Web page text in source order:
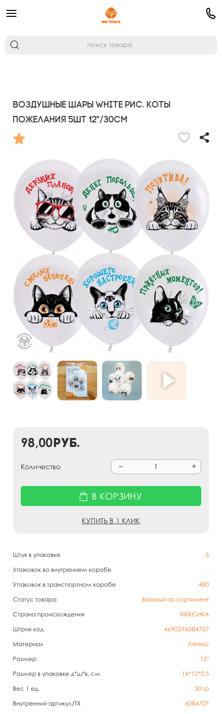
Воздушные шары WHITE рис. Коты
Пожелания 5шт 12"/30см
Штук в упаковке
5
Упаковок во внутреннем коробе
-
Упаковок в транспортном коробе
480
Статус товара
Базовый ассортимент
Страна происхождения
МЕКСИКА
Штрих код
4690296084707
Материал
Латекс
Размер
12"
Размер в упаковке д*ш*в, см
16*12*0,5
Вес 1 ед.
30 гр
Внутренний артикул/TX
6084707
98,00руб.
Количество
В КОРЗИНУ
КУПИТЬ В 1 КЛИК